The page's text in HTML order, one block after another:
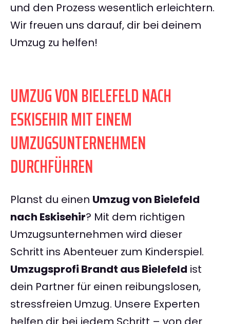
und den Prozess wesentlich erleichtern.
Wir freuen uns darauf, dir bei deinem
Umzug zu helfen!
UMZUG VON BIELEFELD NACH
ESKISEHIR MIT EINEM
UMZUGSUNTERNEHMEN
DURCHFÜHREN
Planst du einen Umzug von Bielefeld
nach Eskisehir? Mit dem richtigen
Umzugsunternehmen wird dieser
Schritt ins Abenteuer zum Kinderspiel.
Umzugsprofi Brandt aus Bielefeld ist
dein Partner für einen reibungslosen,
stressfreien Umzug. Unsere Experten